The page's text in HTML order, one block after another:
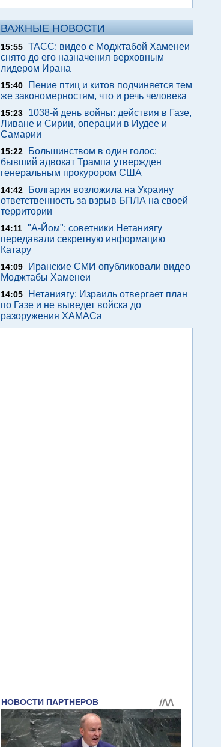
ВАЖНЫЕ НОВОСТИ
15:55 ТАСС: видео с Моджтабой Хаменеи
снято до его назначения верховным
лидером Ирана
15:40
Пение птиц и китов подчиняется тем
же закономерностям, что и речь человека
15:23
1038-й день войны: действия в Газе,
Ливане и Сирии, операции в Иудее и
Самарии
15:22
Большинством в один голос:
бывший адвокат Трампа утвержден
генеральным прокурором США
14:42
Болгария возложила на Украину
ответственность за взрыв БПЛА на своей
территории
14:11 "А-Йом": советники Нетаниягу
передавали секретную информацию
Катару
14:09
Иранские СМИ опубликовали видео
Моджтабы Хаменеи
14:05
Нетаниягу: Израиль отвергает план
по Газе и не выведет войска до
разоружения ХАМАСа